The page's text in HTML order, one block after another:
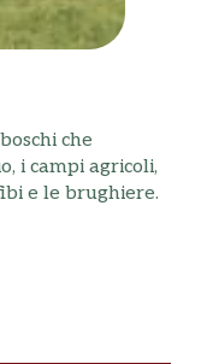
che
i campi agricoli,
e le brughiere.